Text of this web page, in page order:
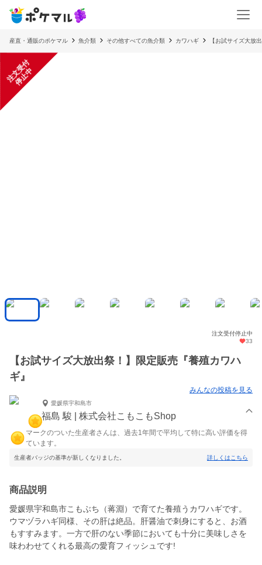
産直・通販のポケマル 魚介類 その他すべての魚介類 カワハギ 【お試サイズ大放
注
文
受
付
停
止
中
注文受付停止中
33
【お試サイズ大放出祭！】限定販売『養殖カワハ
ギ』
みんなの投稿を見る
愛媛県宇和島市
福島 駿 | 株式会社こもこもShop
マークのついた生産者さんは、過去1年間で平均して特に高い評価を得
ています。
生産者バッジの基準が新しくなりました。 詳しくはこちら
商品説明
愛媛県宇和島市こもぶち（蒋淵）で育てた養殖うカワハギです。
ウマヅラハギ同様、その肝は絶品。肝醤油で刺身にすると、お酒
もすすみます。一方で肝のない季節においても十分に美味しさを
味わわせてくれる最高の愛育フィッシュです!